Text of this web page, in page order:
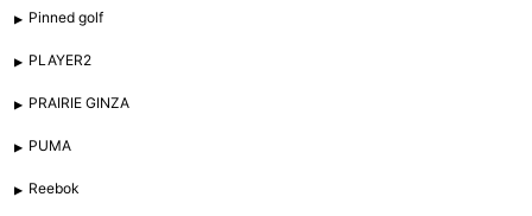
Pinned golf
PLAYER2
PRAIRIE GINZA
PUMA
Reebok